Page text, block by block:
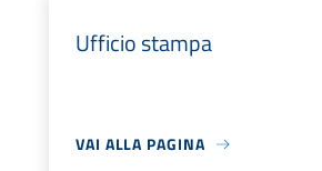
Ufficio stampa
VAI ALLA PAGINA